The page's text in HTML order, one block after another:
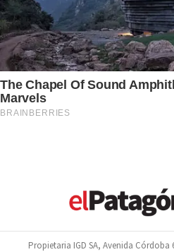
Propietaria IGD SA, Avenida Córdoba